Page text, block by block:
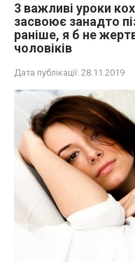
3 важливі уроки
засвоює занадто
раніше, я б не
чоловіків
Дата публікації: 28.11.2019